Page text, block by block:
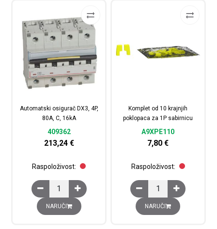
Automatski osigurač DX3, 4P,
80A, C, 16kA
409362
213,24 €
Raspoloživost:
Automatski osigurač DX3, 4P, 80A, C, 16kA količina
NARUČI
Komplet od 10 krajnjih
poklopaca za 1P sabirnicu
A9XPE110
7,80€
Raspoloživost:
Komplet od 10
NARUČI